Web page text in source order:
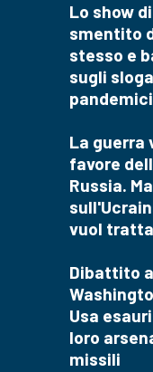
Lo show
smentito
stesso e
sugli
pandemici
La guerra
favore
Russia. Ma
vuol
Dibattito a
Usa
loro
missili